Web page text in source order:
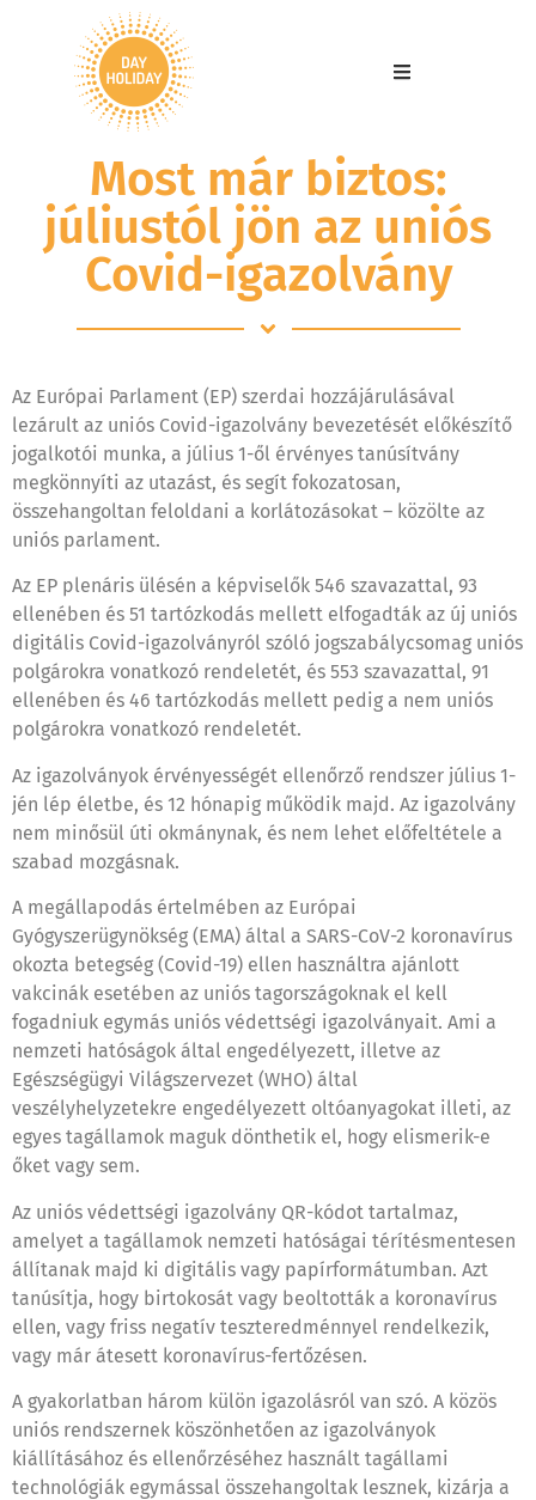
Most már biztos:
júliustól jön az uniós
Covid-igazolvány
Az Európai Parlament (EP) szerdai hozzájárulásával
lezárult az uniós Covid-igazolvány bevezetését előkészítő
jogalkotói munka, a július 1-ől érvényes tanúsítvány
megkönnyíti az utazást, és segít fokozatosan,
összehangoltan feloldani a korlátozásokat – közölte az
uniós parlament.
Az EP plenáris ülésén a képviselők 546 szavazattal, 93
ellenében és 51 tartózkodás mellett elfogadták az új uniós
digitális Covid-igazolványról szóló jogszabálycsomag uniós
polgárokra vonatkozó rendeletét, és 553 szavazattal, 91
ellenében és 46 tartózkodás mellett pedig a nem uniós
polgárokra vonatkozó rendeletét.
Az igazolványok érvényességét ellenőrző rendszer július 1-
jén lép életbe, és 12 hónapig működik majd. Az igazolvány
nem minősül úti okmánynak, és nem lehet előfeltétele a
szabad mozgásnak.
A megállapodás értelmében az Európai
Gyógyszerügynökség (EMA) által a SARS-CoV-2 koronavírus
okozta betegség (Covid-19) ellen használtra ajánlott
vakcinák esetében az uniós tagországoknak el kell
fogadniuk egymás uniós védettségi igazolványait. Ami a
nemzeti hatóságok által engedélyezett, illetve az
Egészségügyi Világszervezet (WHO) által
veszélyhelyzetekre engedélyezett oltóanyagokat illeti, az
egyes tagállamok maguk dönthetik el, hogy elismerik-e
őket vagy sem.
Az uniós védettségi igazolvány QR-kódot tartalmaz,
amelyet a tagállamok nemzeti hatóságai térítésmentesen
állítanak majd ki digitális vagy papírformátumban. Azt
tanúsítja, hogy birtokosát vagy beoltották a koronavírus
ellen, vagy friss negatív teszteredménnyel rendelkezik,
vagy már átesett koronavírus-fertőzésen.
A gyakorlatban három külön igazolásról van szó. A közös
uniós rendszernek köszönhetően az igazolványok
kiállításához és ellenőrzéséhez használt tagállami
technológiák egymással összehangoltak lesznek, kizárja a